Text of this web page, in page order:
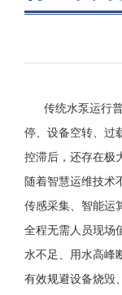
传统水泵运行
停、设备空转、过
控滞后，还存在极
随着智慧运维技术
传感采集、智能运
全程无需人员现场
水不足、用水高峰
有效规避设备烧毁